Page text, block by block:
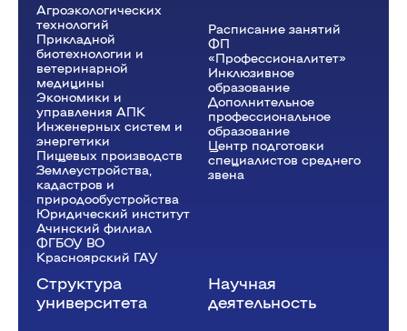
Агроэкологических
технологий
Прикладной
биотехнологии и
ветеринарной
медицины
Экономики и
управления АПК
Инженерных систем и
энергетики
Пищевых производств
Землеустройства,
кадастров и
природообустройства
Юридический институт
Ачинский филиал
ФГБОУ ВО
Красноярский ГАУ
Расписание занятий
ФП
«Профессионалитет»
Инклюзивное
образование
Дополнительное
профессиональное
образование
Центр подготовки
специалистов среднего
звена
Структура
университета
Научная
деятельность